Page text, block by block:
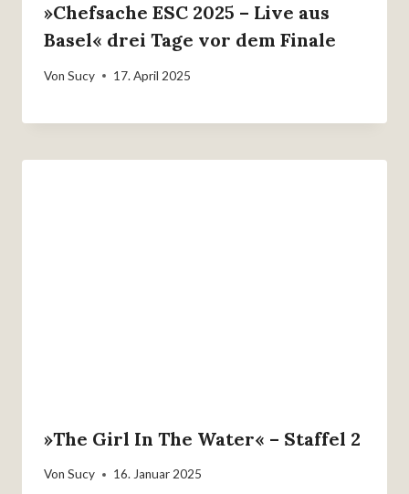
»Chefsache ESC 2025 – Live aus
Basel« drei Tage vor dem Finale
Von Sucy 17. April 2025
»The Girl In The Water« – Staffel 2
Von Sucy 16. Januar 2025